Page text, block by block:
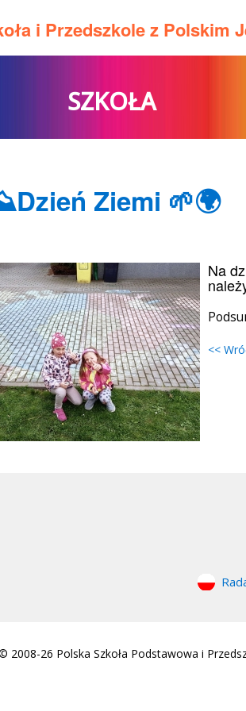
i Przedszkole z Polskim
SZKOŁA
Ziemi 🌱🌍
Na
<<
2008-26 Polska Szkoła Podstawowa i